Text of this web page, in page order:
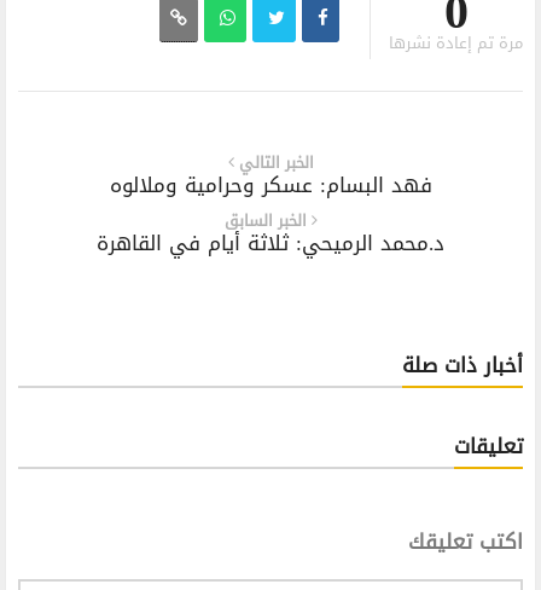
مرة تم إعادة نشرها
الخبر التالي
فهد البسام: عسكر وحرامية وملالوه
الخبر السابق
د.محمد الرميحي: ثلاثة أيام في القاهرة
أخبار ذات صلة
تعليقات
اكتب تعليقك